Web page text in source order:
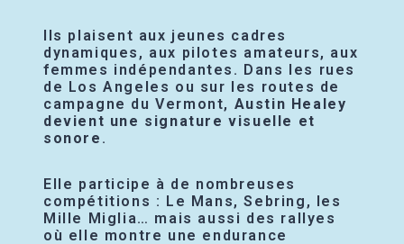
Ils plaisent aux jeunes cadres
dynamiques, aux pilotes amateurs, aux
femmes indépendantes. Dans les rues
de Los Angeles ou sur les routes de
campagne du Vermont, Austin Healey
devient une signature visuelle et
sonore .
Elle participe à de nombreuses
compétitions : Le Mans, Sebring, les
Mille Miglia… mais aussi des rallyes
où elle montre une endurance